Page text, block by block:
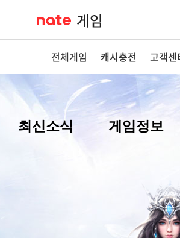
전체게임 캐시충전 고객센
최신소식 게임정보